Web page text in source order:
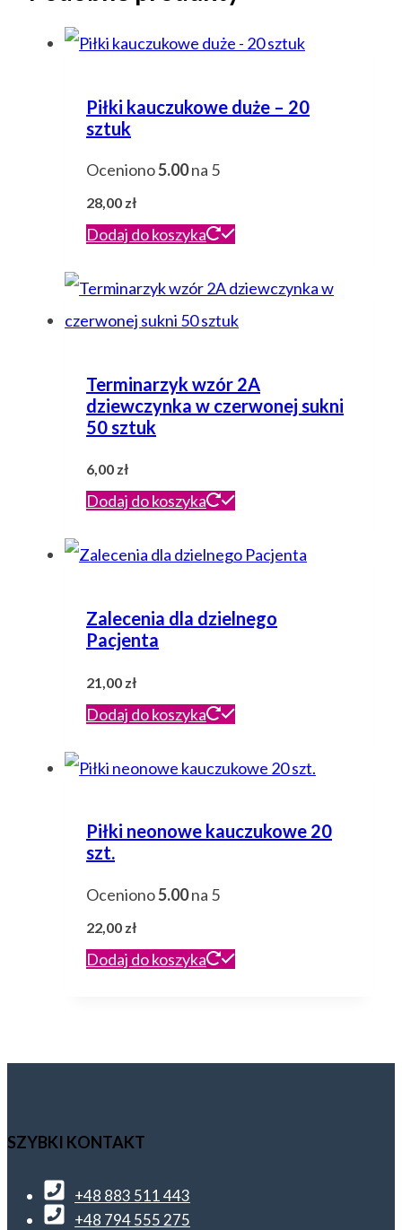
Piłki kauczukowe duże – 20
sztuk
Oceniono5.00na 5
28,00 zł
Dodaj do koszyka
Terminarzyk wzór 2A
dziewczynka w czerwonej sukni
50 sztuk
6,00 zł
Dodaj do koszyka
Zalecenia dla dzielnego
Pacjenta
21,00 zł
Dodaj do koszyka
Piłki neonowe kauczukowe 20
szt.
Oceniono5.00na 5
22,00 zł
Dodaj do koszyka
SZYBKI KONTAKT
+48 883 511 443
+48 794 555 275